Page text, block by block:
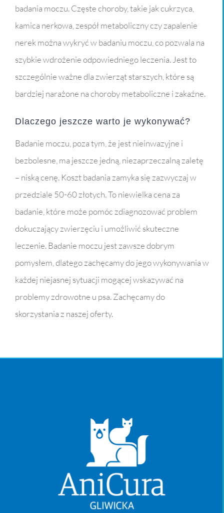
badania moczu. Częste choroby, takie jak cukrzyca,
kamica nerkowa, zespół metaboliczny czy zapalenie
nerek można wykryć w badaniu moczu, co pozwala na
szybkie wdrożenie odpowiedniego leczenia. Jest to
szczególnie ważne dla zwierząt starszych, które są
bardziej narażone na choroby metaboliczne i zakaźne.
Dlaczego jeszcze warto je wykonywać?
Badanie moczu, poza tym, że jest nieinwazyjne i
bezbolesne, ma jeszcze jedną, niezaprzeczalną zaletę
– niską cenę. Koszt badania zamyka się zazwyczaj w
przedziale 50-60 złotych. To niewielka cena za
badanie, które może pomóc zdiagnozować problem
dokuczający zwierzęciu i umożliwić skuteczne
leczenie. Badanie moczu jest zawsze dobrym
pomysłem, dlatego zachęcamy do jego wykonywania w
każdej niejasnej sytuacji mogącej wskazywać na
problemy zdrowotne u psa. Zachęcamy do
skorzystania z naszej oferty.